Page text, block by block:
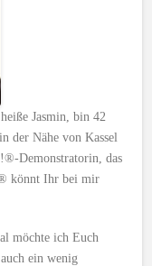
Jasmin, bin 42
der Nähe von Kassel
Demonstratorin, das
könnt Ihr bei mir
möchte ich Euch
ein wenig